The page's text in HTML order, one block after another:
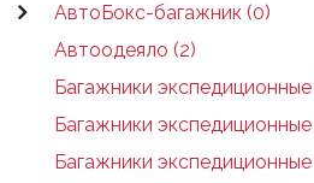
АвтоБокс-багажник (0)
Автоодеяло (2)
Багажники
Багажники экспедиционные
Багажники